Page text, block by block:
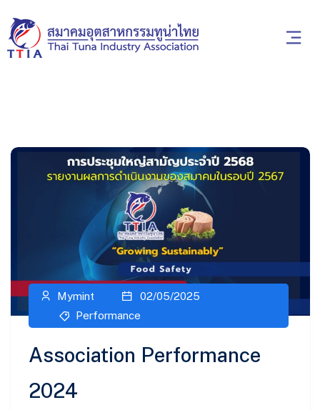
Mymint
02/05/2025
Performance
Association Performance
2024